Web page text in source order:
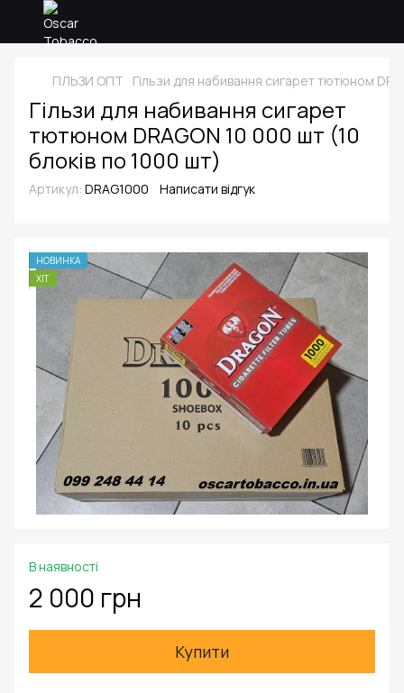
ГІЛЬЗИ ОПТ Гільзи для набивання сигарет тютюном
Гільзи для набивання сигарет
тютюном DRAGON 10 000 шт (10
блоків по 1000 шт)
Артикул: DRAG1000 Написати відгук
НОВИНКА
ХІТ
В наявності
2 000 грн
Купити